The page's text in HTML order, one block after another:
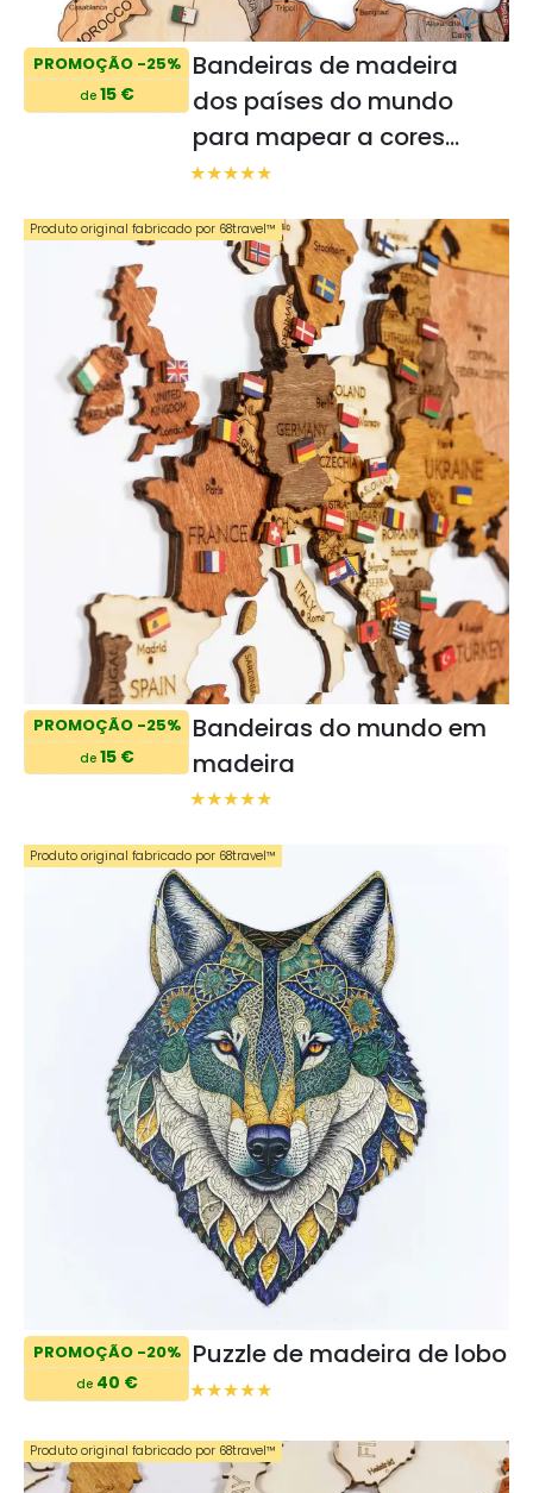
PROMOÇÃO -25%
de15 €
Bandeiras de madeira
dos países do mundo
para mapear a cores
completas
PROMOÇÃO -25%
de15 €
Bandeiras do mundo em
madeira
Produto original fabricado por 68travel™️
PROMOÇÃO -20%
de40 €
Puzzle de madeira de lobo
Produto original fabricado por 68travel™️
Produto original fabricado por 68travel™️